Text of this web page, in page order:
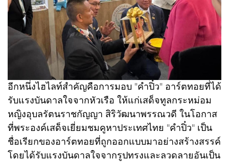
อีกหนึ่งไฮไลท์สำคัญคือการมอบ "คำปิ๋ว" อาร์ตทอยที่ได้
รับแรงบันดาลใจจากหัวเรือ ให้แก่เสด็จทูลกระหม่อม
หญิงอุบลรัตนราชกัญญา สิริวัฒนาพรรณวดี ในโอกาส
ที่พระองค์เสด็จเยี่ยมชมคูหาประเทศไทย "คำปิ๋ว" เป็น
ชื่อเรียกของอาร์ตทอยที่ถูกออกแบบมาอย่างสร้างสรรค์
โดยได้รับแรงบันดาลใจจากรูปทรงและลวดลายอันเป็น